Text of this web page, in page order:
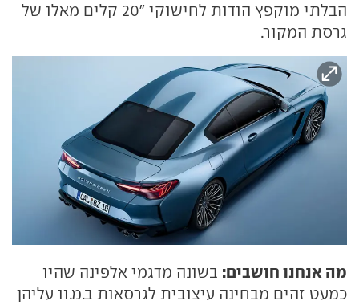
הבלתי מוקפץ הודות לחישוקי "20 קלים מאלו של
גרסת המקור.
מה אנחנו חושבים: בשונה מדגמי אלפינה שהיו
כמעט זהים מבחינה עיצובית לגרסאות ב.מ.וו עליהן